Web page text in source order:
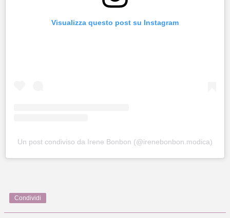
Visualizza questo post su Instagram
Un post condiviso da Irene Bonbon (@irenebonbon.modica)
Condividi